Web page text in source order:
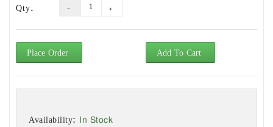
Qty.
Place Order Add To Cart
Availability: In Stock